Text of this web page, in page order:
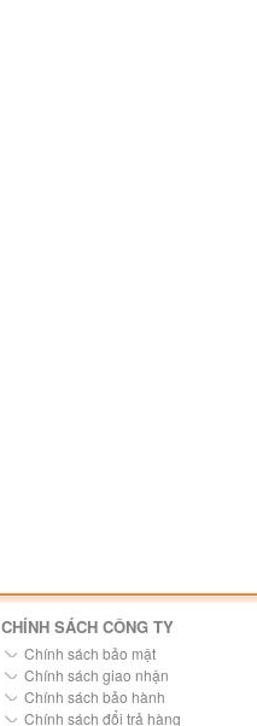
CHÍNH SÁCH CÔNG TY
Chính sách bảo mật
Chính sách giao nhận
Chính sách bảo hành
Chính sách đổi trả hàng